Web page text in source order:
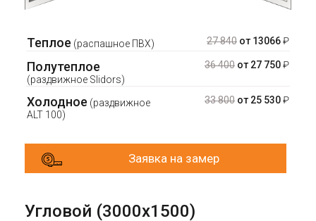
Теплое (распашное ПВХ) 27 840 от 13066₽
Полутеплое
(раздвижное Slidors)
36 400 от 27 750₽
Холодное (раздвижное
ALT 100)
33 800 от 25 530₽
Заявка на замер
Угловой (3000х1500)